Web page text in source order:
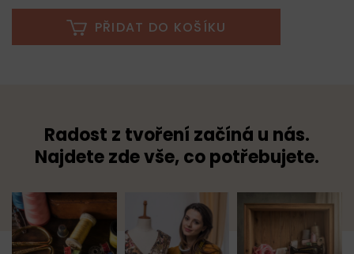
PŘIDAT DO KOŠÍKU
Radost z tvoření začíná u nás.
Najdete zde vše, co potřebujete.